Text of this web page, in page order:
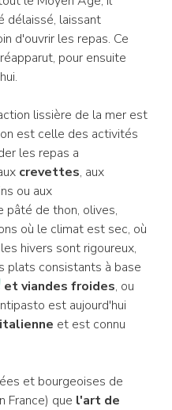
délaissé, laissant
d'ouvrir les repas. Ce
pour ensuite
lissière de la mer est
est celle des activités
les repas a
crevettes, aux
ou aux
pâté de thon, olives,
où le climat est sec, où
hivers sont rigoureux,
plats consistants à base
et viandes froides, ou
est aujourd'hui
et est connu
et bourgeoises de
France) que l'art de